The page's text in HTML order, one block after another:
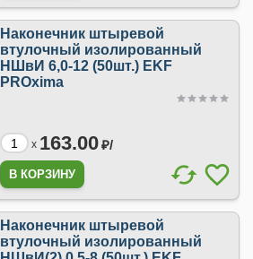
Наконечник штыревой
втулочный изолированный
НШвИ 6,0-12 (50шт.) EKF
PROxima
x 163.00₽/
Наконечник штыревой
втулочный изолированный